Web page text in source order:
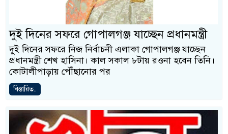
দুই দিনের সফরে গোপালগঞ্জ যাচ্ছেন প্রধানমন্ত্রী
দুই দিনের সফরে নিজ নির্বাচনী এলাকা গোপালগঞ্জ যাচ্ছেন
প্রধানমন্ত্রী শেখ হাসিনা। কাল সকাল ৮টায় রওনা হবেন তিনি।
কোটালীপাড়ায় পৌঁছানোর পর
বিস্তারিত..